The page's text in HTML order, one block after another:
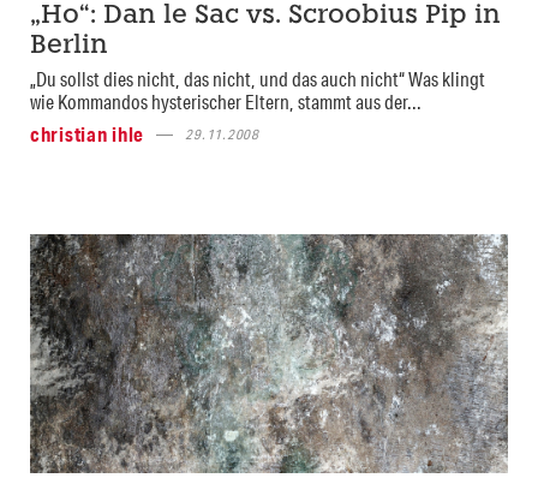
„Ho“: Dan le Sac vs. Scroobius Pip in
Berlin
„Du sollst dies nicht, das nicht, und das auch nicht“ Was klingt
wie Kommandos hysterischer Eltern, stammt aus der...
christian ihle
29.11.2008